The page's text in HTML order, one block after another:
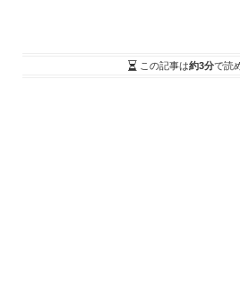
この記事は約3分で読